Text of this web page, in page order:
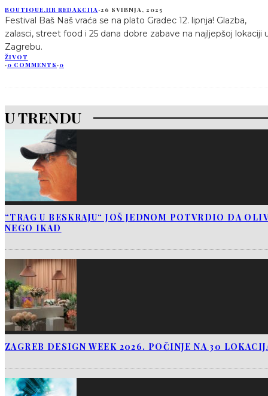
BOUTIQUE.HR REDAKCIJA·26 SVIBNJA, 2025
Festival Baš Naš vraća se na plato Gradec 12. lipnja! Glazba,
zalasci, street food i 25 dana dobre zabave na najljepšoj lokaciji
Zagrebu.
ŽIVOT
·0 COMMENTS ·0
U TRENDU
“TRAG U BESKRAJU“ JOŠ JEDNOM POTVRDIO DA
NEGO IKAD
ZAGREB DESIGN WEEK 2026. POČINJE NA 30